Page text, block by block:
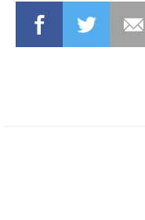
FACEBOOKTWITTER MAIL